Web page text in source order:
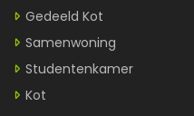
Gedeeld Kot
Samenwoning
Studentenkamer
Kot